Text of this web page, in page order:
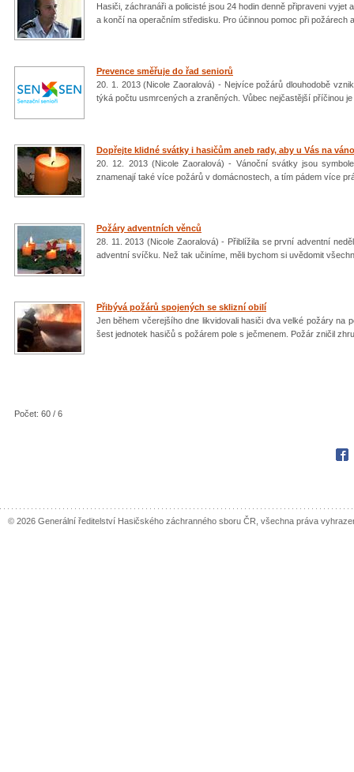
Hasiči, záchranáři a policisté jsou 24 hodin denně připraveni
a končí na operačním středisku. Pro účinnou pomoc při požárech
Prevence směřuje do řad seniorů
20. 1. 2013 (Nicole Zaoralová) - Nejvíce požárů dlouhodobě
týká počtu usmrcených a zraněných. Vůbec nejčastější příčinou
Dopřejte klidné svátky i hasičům aneb rady, aby u Vás na
20. 12. 2013 (Nicole Zaoralová) - Vánoční svátky jsou
znamenají také více požárů v domácnostech, a tím pádem více
Požáry adventních věnců
28. 11. 2013 (Nicole Zaoralová) - Přiblížila se první adventní
adventní svíčku. Než tak učiníme, měli bychom si uvědomit
Přibývá požárů spojených se sklizní obilí
Jen během včerejšího dne likvidovali hasiči dva velké požáry na
šest jednotek hasičů s požárem pole s ječmenem. Požár zničil
Počet: 60 / 6
© 2026 Generální ředitelství Hasičského záchranného sboru ČR, všechna práva